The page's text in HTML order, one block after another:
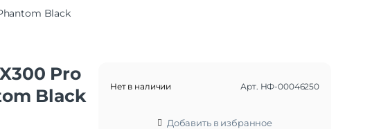
Black
Pro
Black
Нет в наличии Арт. НФ-00046250
Добавить в избранное